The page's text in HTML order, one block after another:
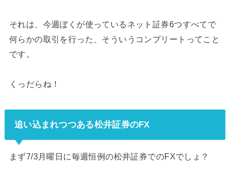
それは、今週ぼくが使っているネット証券6つすべてで
何らかの取引を行った、そういうコンプリートってこと
です。
くっだらね！
追い込まれつつある松井証券のFX
まず7/3月曜日に毎週恒例の松井証券でのFXでしょ？